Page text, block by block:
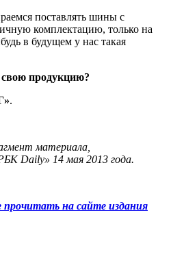
поставлять шины с
комплектацию, только на
в будущем у нас такая
продукцию?
.
материала,
Daily» 14 мая 2013 года.
на сайте издания